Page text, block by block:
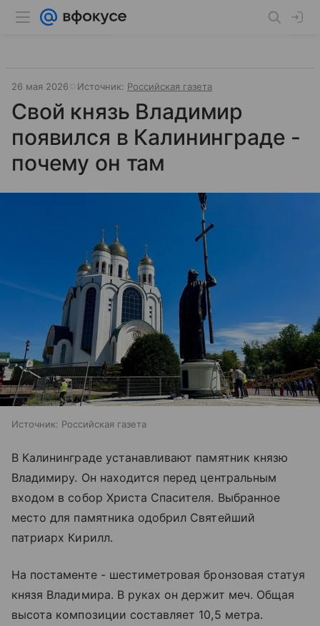
26 мая 2026 Источник: Российская газета
Свой князь Владимир
появился в Калининграде -
почему он там
Источник: Российская газета
В Калининграде устанавливают памятник князю
Владимиру. Он находится перед центральным
входом в собор Христа Спасителя. Выбранное
место для памятника одобрил Святейший
патриарх Кирилл.
На постаменте - шестиметровая бронзовая статуя
князя Владимира. В руках он держит меч. Общая
высота композиции составляет 10,5 метра.